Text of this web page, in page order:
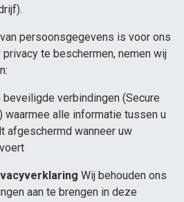
persoonsgegevens is voor ons
te beschermen, nemen wij
beveiligde verbindingen (Secure
waarmee alle informatie tussen u
afgeschermd wanneer uw
Wij behouden ons
aan te brengen in deze